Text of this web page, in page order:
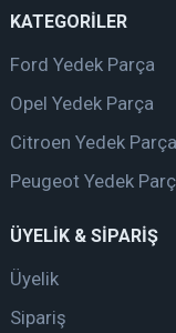
KATEGORİLER
Ford Yedek Parça
Opel Yedek Parça
Citroen Yedek Parça
Peugeot Yedek
ÜYELİK & SİPARİŞ
Üyelik
Sipariş